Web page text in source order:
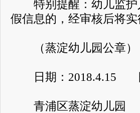
特别提醒：幼儿监护
假信息的，经审核后将
（蒸淀幼儿园公章）
日期：2018.4.15 日
青浦区蒸淀幼儿园